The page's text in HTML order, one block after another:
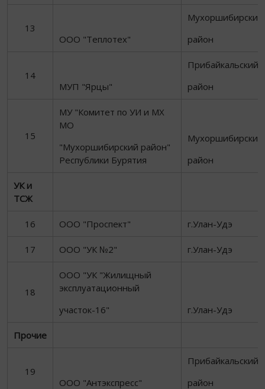
13
ООО "Теплотех"
Мухоршибирский
район
14
МУП "Ярцы"
Прибайкальский
район
15
МУ "Комитет по УИ и МХ
МО
"Мухоршибирский район"
Республики Бурятия
Мухоршибирский
район
УК и
ТСЖ
16 ООО "Проспект" г.Улан-Удэ
17 ООО "УК №2" г.Улан-Удэ
18
ООО "УК "Жилищный
эксплуатационный
участок-16"
г.Улан-Удэ
Прочие
19
ООО "Антэкспресс"
Прибайкальский
район